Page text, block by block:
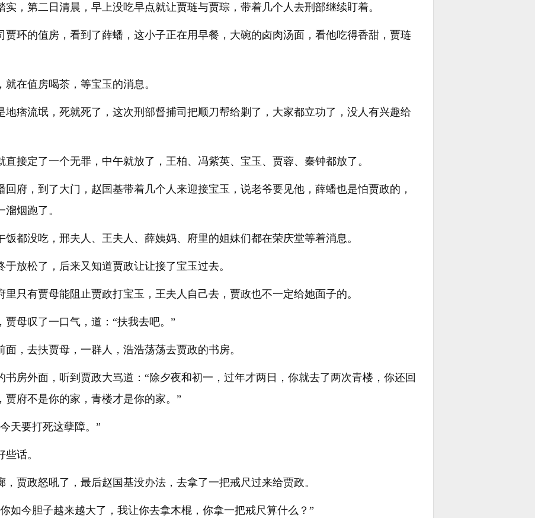
，第二日清晨，早上没吃早点就让贾琏与贾琮，带着几个人去刑部继续盯着。
贾环的值房，看到了薛蟠，这小子正在用早餐，大碗的卤肉汤面，看他吃得香甜，贾琏
在值房喝茶，等宝玉的消息。
地痞流氓，死就死了，这次刑部督捕司把顺刀帮给剿了，大家都立功了，没人有兴趣给
直接定了一个无罪，中午就放了，王柏、冯紫英、宝玉、贾蓉、秦钟都放了。
回府，到了大门，赵国基带着几个人来迎接宝玉，说老爷要见他，薛蟠也是怕贾政的，
烟跑了。
都没吃，邢夫人、王夫人、薛姨妈、府里的姐妹们都在荣庆堂等着消息。
放松了，后来又知道贾政让让接了宝玉过去。
只有贾母能阻止贾政打宝玉，王夫人自己去，贾政也不一定给她面子的。
贾母叹了一口气，道：“扶我去吧。”
，去扶贾母，一群人，浩浩荡荡去贾政的书房。
书房外面，听到贾政大骂道：“除夕夜和初一，过年才两日，你就去了两次青楼，你还回
府不是你的家，青楼才是你的家。”
天要打死这孽障。”
话。
，贾政怒吼了，最后赵国基没办法，去拿了一把戒尺过来给贾政。
如今胆子越来越大了，我让你去拿木棍，你拿一把戒尺算什么？”